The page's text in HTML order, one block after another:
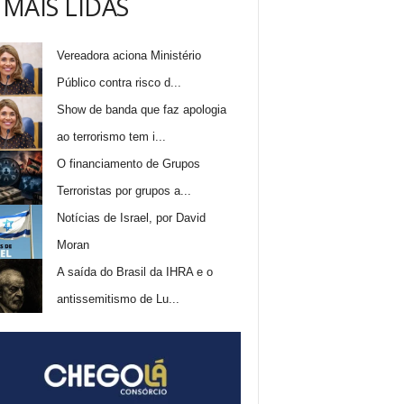
LIDAS
Vereadora aciona Ministério
Público contra risco d...
Show de banda que faz apologia
ao terrorismo tem i...
O financiamento de Grupos
Terroristas por grupos a...
Notícias de Israel, por David
Moran
A saída do Brasil da IHRA e o
antissemitismo de Lu...